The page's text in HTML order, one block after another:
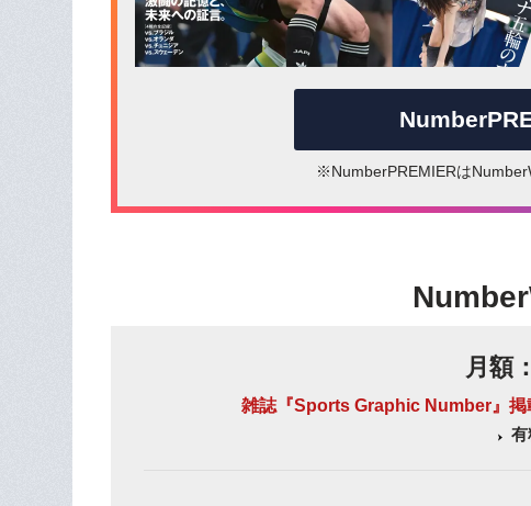
※NumberPREMIERは
月額
雑誌『Sports Graphic Number』掲
有